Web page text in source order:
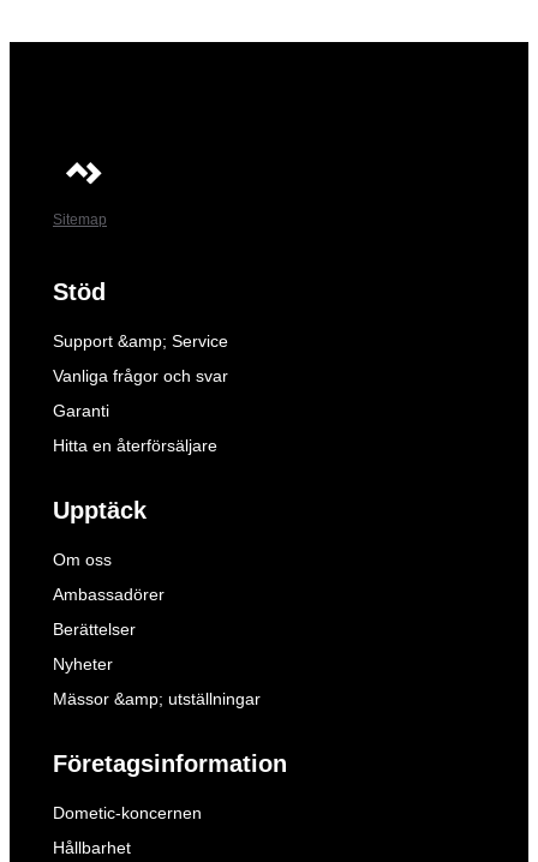
Sitemap
Stöd
Support &amp; Service
Vanliga frågor och svar
Garanti
Hitta en återförsäljare
Upptäck
Om oss
Ambassadörer
Berättelser
Nyheter
Mässor &amp; utställningar
Företagsinformation
Dometic-koncernen
Hållbarhet